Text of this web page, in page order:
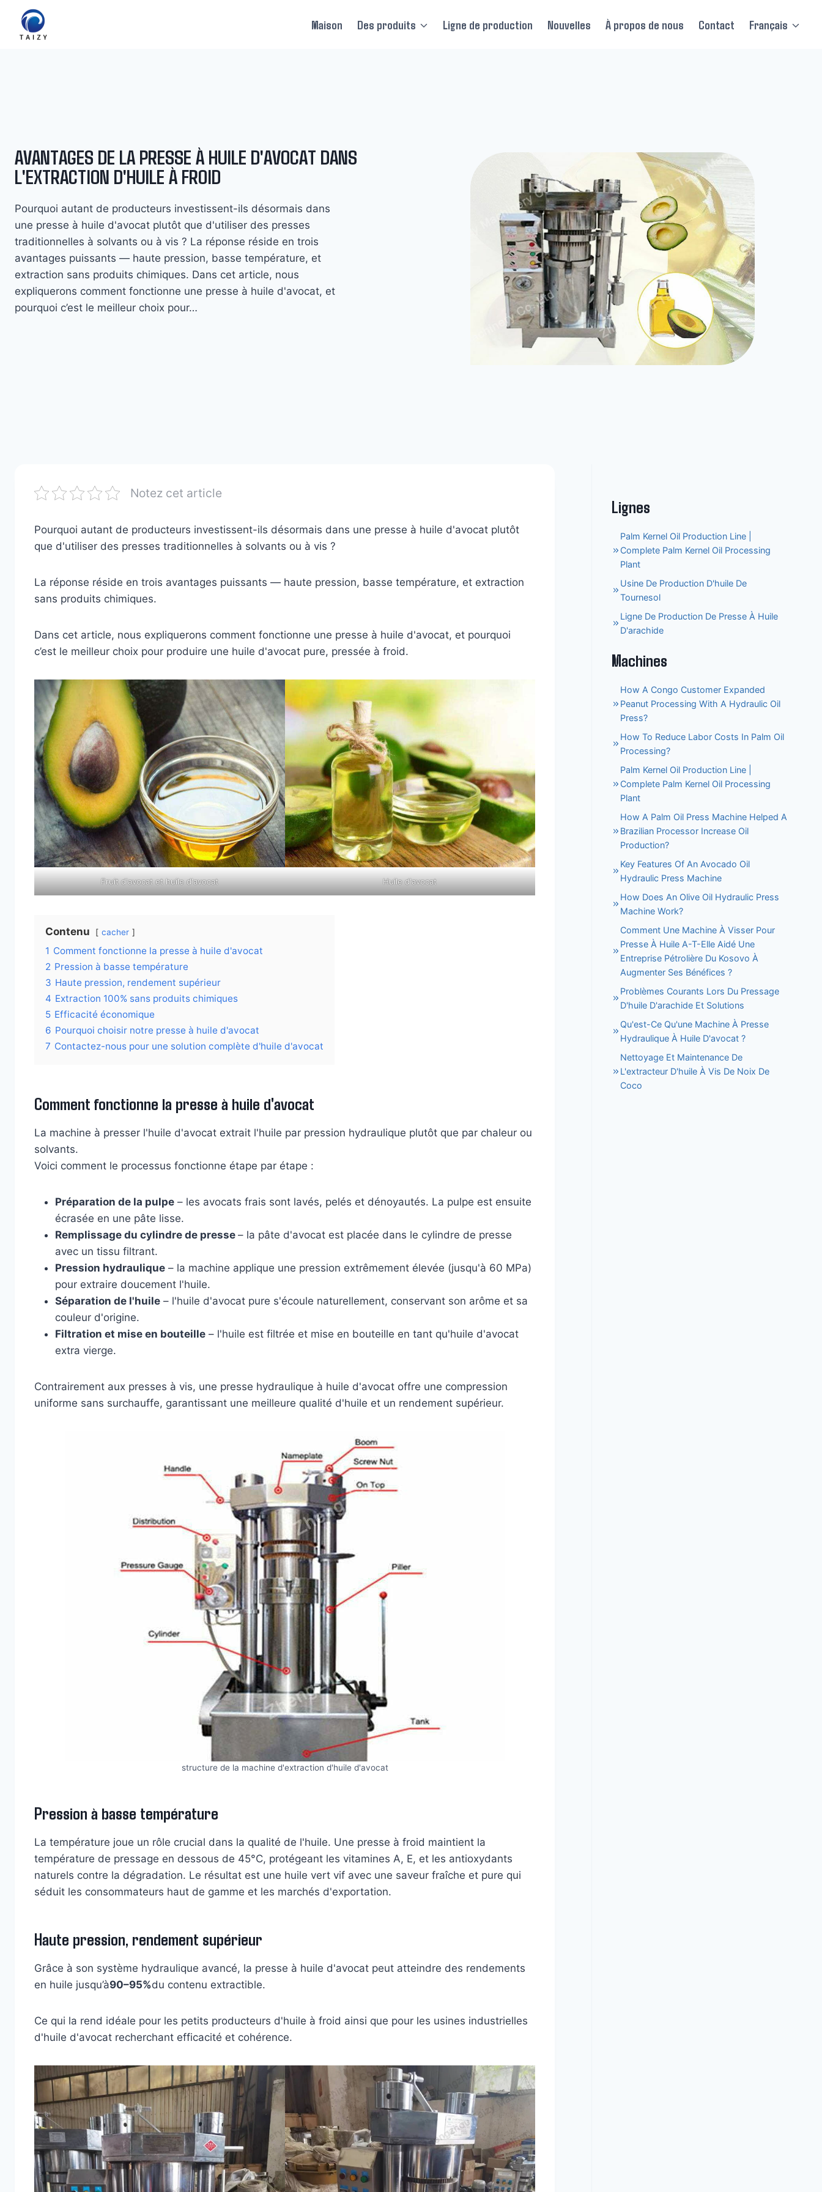
contenu
Maison Des produits Ligne de production Nouvelles À propos de nous Contact Français
AVANTAGES DE LA PRESSE À HUILE D'AVOCAT DANS
L'EXTRACTION D'HUILE À FROID
Pourquoi autant de producteurs investissent-ils désormais dans
une presse à huile d'avocat plutôt que d'utiliser des presses
traditionnelles à solvants ou à vis ? La réponse réside en trois
avantages puissants — haute pression, basse température, et
extraction sans produits chimiques. Dans cet article, nous
expliquerons comment fonctionne une presse à huile d'avocat, et
pourquoi c’est le meilleur choix pour…
Notez cet article
Pourquoi autant de producteurs investissent-ils désormais dans une presse à huile d'avocat plutôt
que d'utiliser des presses traditionnelles à solvants ou à vis ?
La réponse réside en trois avantages puissants — haute pression, basse température, et extraction
sans produits chimiques.
Dans cet article, nous expliquerons comment fonctionne une presse à huile d'avocat, et pourquoi
c’est le meilleur choix pour produire une huile d'avocat pure, pressée à froid.
Fruit d'avocat et huile d'avocat Huile d'avocat
Contenu cacher
1 Comment fonctionne la presse à huile d'avocat
2 Pression à basse température
3 Haute pression, rendement supérieur
4 Extraction 100% sans produits chimiques
5 Efficacité économique
6 Pourquoi choisir notre presse à huile d'avocat
7 Contactez-nous pour une solution complète d'huile d'avocat
Comment fonctionne la presse à huile d'avocat
La machine à presser l'huile d'avocat extrait l'huile par pression hydraulique plutôt que par chaleur ou
solvants.
Voici comment le processus fonctionne étape par étape :
Préparation de la pulpe – les avocats frais sont lavés, pelés et dénoyautés. La pulpe est ensuite
écrasée en une pâte lisse.
Remplissage du cylindre de presse – la pâte d'avocat est placée dans le cylindre de presse
avec un tissu filtrant.
Pression hydraulique – la machine applique une pression extrêmement élevée (jusqu'à 60 MPa)
pour extraire doucement l'huile.
Séparation de l'huile – l'huile d'avocat pure s'écoule naturellement, conservant son arôme et sa
couleur d'origine.
Filtration et mise en bouteille – l'huile est filtrée et mise en bouteille en tant qu'huile d'avocat
extra vierge.
Contrairement aux presses à vis, une presse hydraulique à huile d'avocat offre une compression
uniforme sans surchauffe, garantissant une meilleure qualité d'huile et un rendement supérieur.
structure de la machine d'extraction d'huile d'avocat
Pression à basse température
La température joue un rôle crucial dans la qualité de l'huile. Une presse à froid maintient la
température de pressage en dessous de 45°C, protégeant les vitamines A, E, et les antioxydants
naturels contre la dégradation. Le résultat est une huile vert vif avec une saveur fraîche et pure qui
séduit les consommateurs haut de gamme et les marchés d'exportation.
Haute pression, rendement supérieur
Grâce à son système hydraulique avancé, la presse à huile d'avocat peut atteindre des rendements
en huile jusqu’à90–95%du contenu extractible.
Ce qui la rend idéale pour les petits producteurs d'huile à froid ainsi que pour les usines industrielles
d'huile d'avocat recherchant efficacité et cohérence.
Lignes
Palm Kernel Oil Production Line |
Complete Palm Kernel Oil Processing
Plant
Usine De Production D'huile De
Tournesol
Ligne De Production De Presse À Huile
D'arachide
Machines
How A Congo Customer Expanded
Peanut Processing With A Hydraulic Oil
Press?
How To Reduce Labor Costs In Palm Oil
Processing?
Palm Kernel Oil Production Line |
Complete Palm Kernel Oil Processing
Plant
How A Palm Oil Press Machine Helped A
Brazilian Processor Increase Oil
Production?
Key Features Of An Avocado Oil
Hydraulic Press Machine
How Does An Olive Oil Hydraulic Press
Machine Work?
Comment Une Machine À Visser Pour
Presse À Huile A-T-Elle Aidé Une
Entreprise Pétrolière Du Kosovo À
Augmenter Ses Bénéfices ?
Problèmes Courants Lors Du Pressage
D'huile D'arachide Et Solutions
Qu'est-Ce Qu'une Machine À Presse
Hydraulique À Huile D'avocat ?
Nettoyage Et Maintenance De
L'extracteur D'huile À Vis De Noix De
Coco